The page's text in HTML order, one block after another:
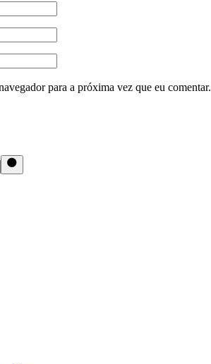
para a próxima vez que eu comentar.